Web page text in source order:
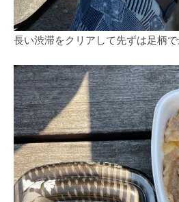
長い渋滞をクリアして先ずは足柄で